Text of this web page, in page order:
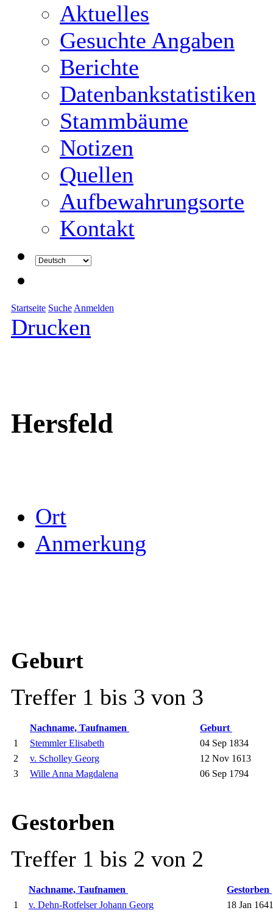
Aktuelles
Gesuchte Angaben
Berichte
Datenbankstatistiken
Stammbäume
Notizen
Quellen
Aufbewahrungsorte
Kontakt
Startseite Suche Anmelden
Drucken
Hersfeld
Ort
Anmerkung
Geburt
Treffer 1 bis 3 von 3
Nachname, Taufnamen
Geburt
1
Stemmler Elisabeth
04 Sep 1834
2
v. Scholley Georg
12 Nov 1613
3
Wille Anna Magdalena 06 Sep 1794
Gestorben
Treffer 1 bis 2 von 2
Nachname, Taufnamen
Gestorben
1
v. Dehn-Rotfelser Johann Georg
18 Jan 1641